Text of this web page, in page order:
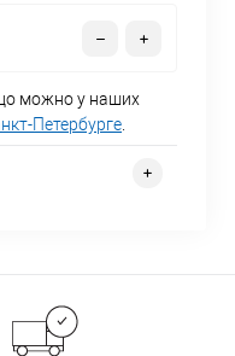
можно у наших
Петербурге